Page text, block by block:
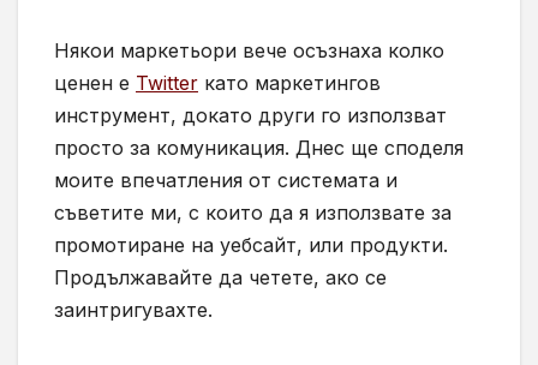
Някои маркетьори вече осъзнаха колко
ценен е Twitter като маркетингов
инструмент, докато други го използват
просто за комуникация. Днес ще споделя
моите впечатления от системата и
съветите ми, с които да я използвате за
промотиране на уебсайт, или продукти.
Продължавайте да четете, ако се
заинтригувахте.